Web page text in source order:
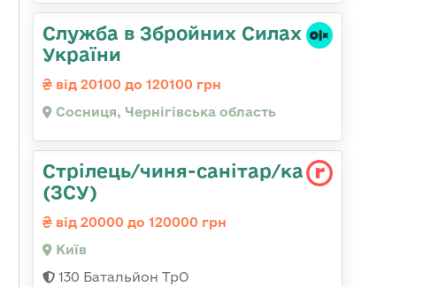
Служба в Збройних Силах
України
від 20100 до 120100 грн
Сосниця, Чернігівська область
Стрілець/чиня-санітар/ка
(ЗСУ)
від 20000 до 120000 грн
Київ
130 Батальйон ТрО